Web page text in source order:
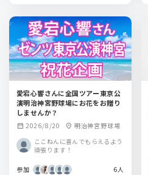
愛宕心響さんに全国ツアー東京公
演明治神宮野球場にお花をお贈り
しませんか？
calendar_month 2026/8/20 location_on 明治神宮野球場
ここねんに喜んでもらえるよう
頑張ります！
参加 6人